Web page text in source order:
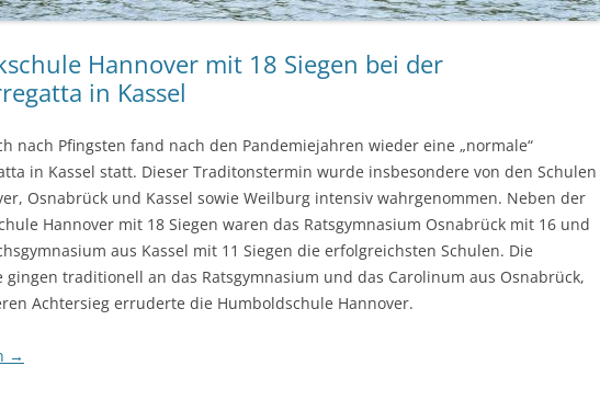
Hannover mit 18 Siegen bei der
in Kassel
nach Pfingsten fand nach den Pandemiejahren wieder eine „normale“
in Kassel statt. Dieser Traditonstermin wurde insbesondere von den Schulen
Osnabrück und Kassel sowie Weilburg intensiv wahrgenommen. Neben der
Hannover mit 18 Siegen waren das Ratsgymnasium Osnabrück mit 16 und
aus Kassel mit 11 Siegen die erfolgreichsten Schulen. Die
gingen traditionell an das Ratsgymnasium und das Carolinum aus Osnabrück,
Achtersieg erruderte die Humboldschule Hannover.
→